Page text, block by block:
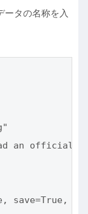
ータの名称を入
an official